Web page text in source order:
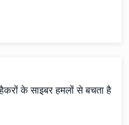
के साइबर हमलों से बचता है